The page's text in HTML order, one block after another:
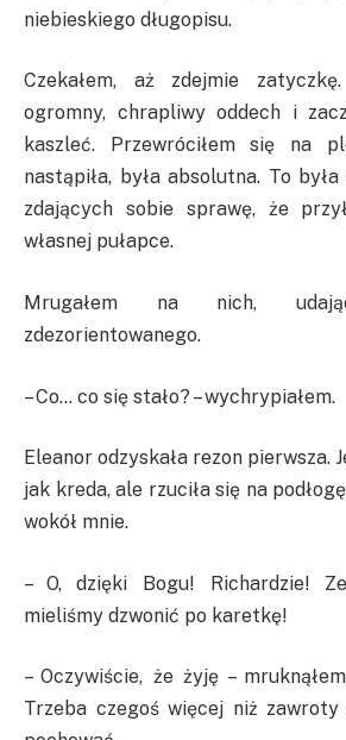
niebieskiego długopisu.
Czekałem, aż zdejmie
ogromny, chrapliwy oddech i
kaszleć. Przewróciłem się na
nastąpiła, była absolutna. To
zdających sobie sprawę, że
własnej pułapce.
Mrugałem na nich,
zdezorientowanego.
– Co… co się stało? – wychrypiałem.
Eleanor odzyskała rezon pierwsza.
jak kreda, ale rzuciła się na
wokół mnie.
– O, dzięki Bogu! Richardzie!
mieliśmy dzwonić po karetkę!
– Oczywiście, że żyję –
Trzeba czegoś więcej niż zawroty